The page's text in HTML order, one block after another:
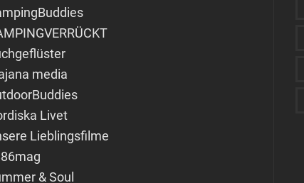
media
Livet
Lieblingsfilme
& Soul